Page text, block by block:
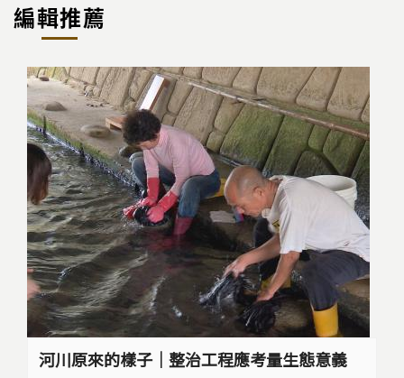
編輯推薦
河川原來的樣子｜整治工程應考量生態意義